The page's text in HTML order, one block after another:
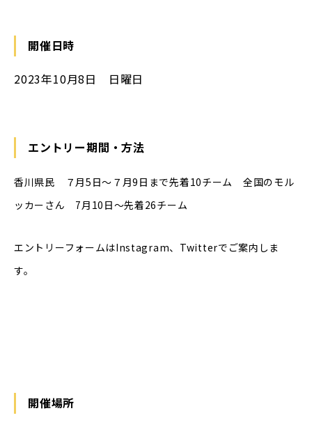
開催日時
2023年10月8日 日曜日
エントリー期間・方法
香川県民 ７月5日～７月9日まで先着10チーム 全国のモル
ッカーさん 7月10日～先着26チーム
エントリーフォームはInstagram、Twitterでご案内しま
す。
開催場所